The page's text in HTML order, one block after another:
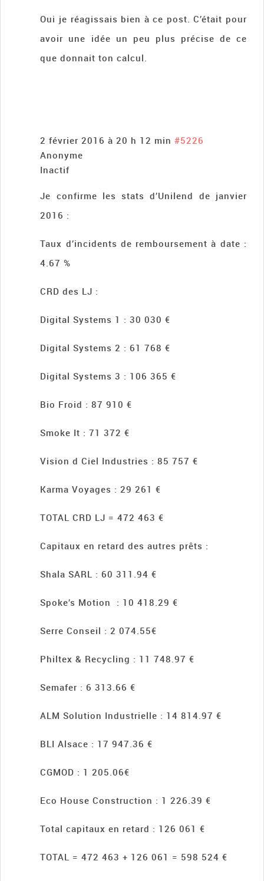
Oui je réagissais bien à ce post. C’était pour
avoir une idée un peu plus précise de ce
que donnait ton calcul.
2 février 2016 à 20 h 12 min #5226
Anonyme
Inactif
Je confirme les stats d’Unilend de janvier
2016 :
Taux d’incidents de remboursement à date :
4.67 %
CRD des LJ :
Digital Systems 1 : 30 030 €
Digital Systems 2 : 61 768 €
Digital Systems 3 : 106 365 €
Bio Froid : 87 910 €
Smoke It : 71 372 €
Vision d Ciel Industries : 85 757 €
Karma Voyages : 29 261 €
TOTAL CRD LJ = 472 463 €
Capitaux en retard des autres prêts :
Shala SARL : 60 311.94 €
Spoke’s Motion : 10 418.29 €
Serre Conseil : 2 074.55€
Philtex & Recycling : 11 748.97 €
Semafer : 6 313.66 €
ALM Solution Industrielle : 14 814.97 €
BLI Alsace : 17 947.36 €
CGMOD : 1 205.06€
Eco House Construction : 1 226.39 €
Total capitaux en retard : 126 061 €
TOTAL = 472 463 + 126 061 = 598 524 €